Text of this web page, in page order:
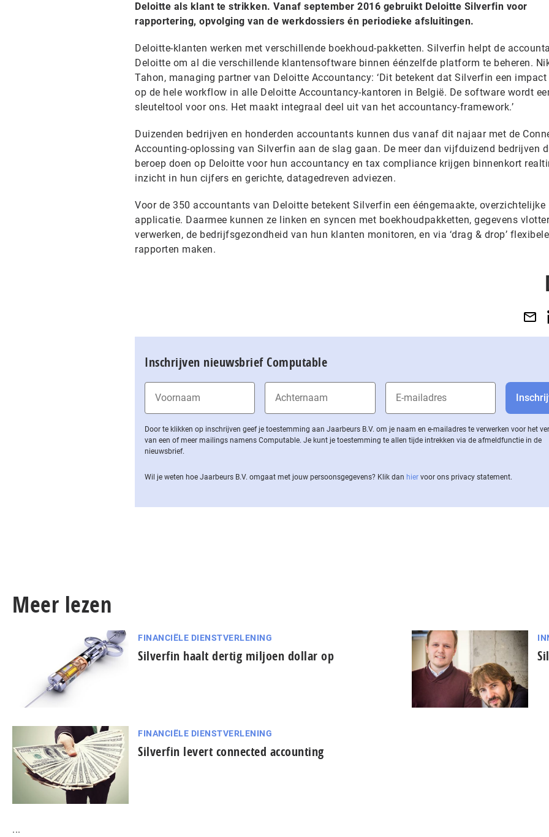
Deloitte als klant te strikken. Vanaf september 2016 gebruikt Deloitte Silverfin voor
rapportering, opvolging van de werkdossiers én periodieke afsluitingen.
Deloitte-klanten werken met verschillende boekhoud-pakketten. Silverfin helpt de
Deloitte om al die verschillende klantensoftware binnen éénzelfde platform te beheren.
Tahon, managing partner van Deloitte Accountancy: ‘Dit betekent dat Silverfin een
op de hele workflow in alle Deloitte Accountancy-kantoren in België. De software wordt
sleuteltool voor ons. Het maakt integraal deel uit van het accountancy-framework.’
Duizenden bedrijven en honderden accountants kunnen dus vanaf dit najaar met de
Accounting-oplossing van Silverfin aan de slag gaan. De meer dan vijfduizend bedrijven
beroep doen op Deloitte voor hun accountancy en tax compliance krijgen binnenkort
inzicht in hun cijfers en gerichte, datagedreven adviezen.
Voor de 350 accountants van Deloitte betekent Silverfin een ééngemaakte, overzichtelijke
applicatie. Daarmee kunnen ze linken en syncen met boekhoudpakketten, gegevens vlotter
verwerken, de bedrijfsgezondheid van hun klanten monitoren, en via ‘drag & drop’ flexibele
rapporten maken.
Inschrijven nieuwsbrief Computable
Door te klikken op inschrijven geef je toestemming aan Jaarbeurs B.V. om je naam en e-mailadres te verwerken voor het
van een of meer mailings namens Computable. Je kunt je toestemming te allen tijde intrekken via de af­meld­func­tie in de
nieuwsbrief.
Wil je weten hoe Jaarbeurs B.V. omgaat met jouw per­soons­ge­ge­vens? Klik dan hier voor ons privacy statement.
Meer lezen
FINANCIËLE DIENSTVERLENING
Silverfin haalt dertig miljoen dollar op
FINANCIËLE DIENSTVERLENING
Silverfin levert connected accounting
...